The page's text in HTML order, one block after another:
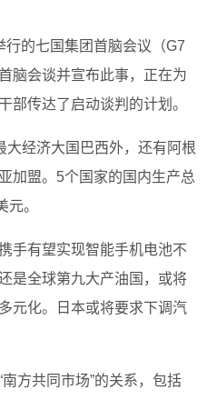
行的七国集团首脑会议（G7
脑会谈并宣布此事，正在为
部传达了启动谈判的计划。
大经济大国巴西外，还有阿根
加盟。5个国家的国内生产总
。
手有望实现智能手机电池不
是全球第九大产油国，或将
元化。日本或将要求下调汽
方共同市场”的关系，包括